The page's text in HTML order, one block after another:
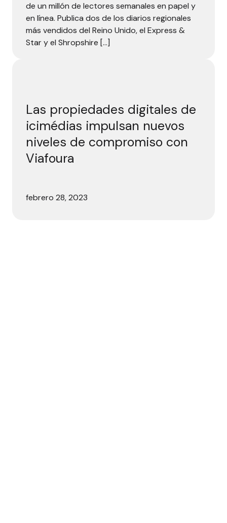
de un millón de lectores semanales en papel y
en línea. Publica dos de los diarios regionales
más vendidos del Reino Unido, el Express &
Star y el Shropshire […]
Las propiedades digitales de
icimédias impulsan nuevos
niveles de compromiso con
Viafoura
febrero 28, 2023